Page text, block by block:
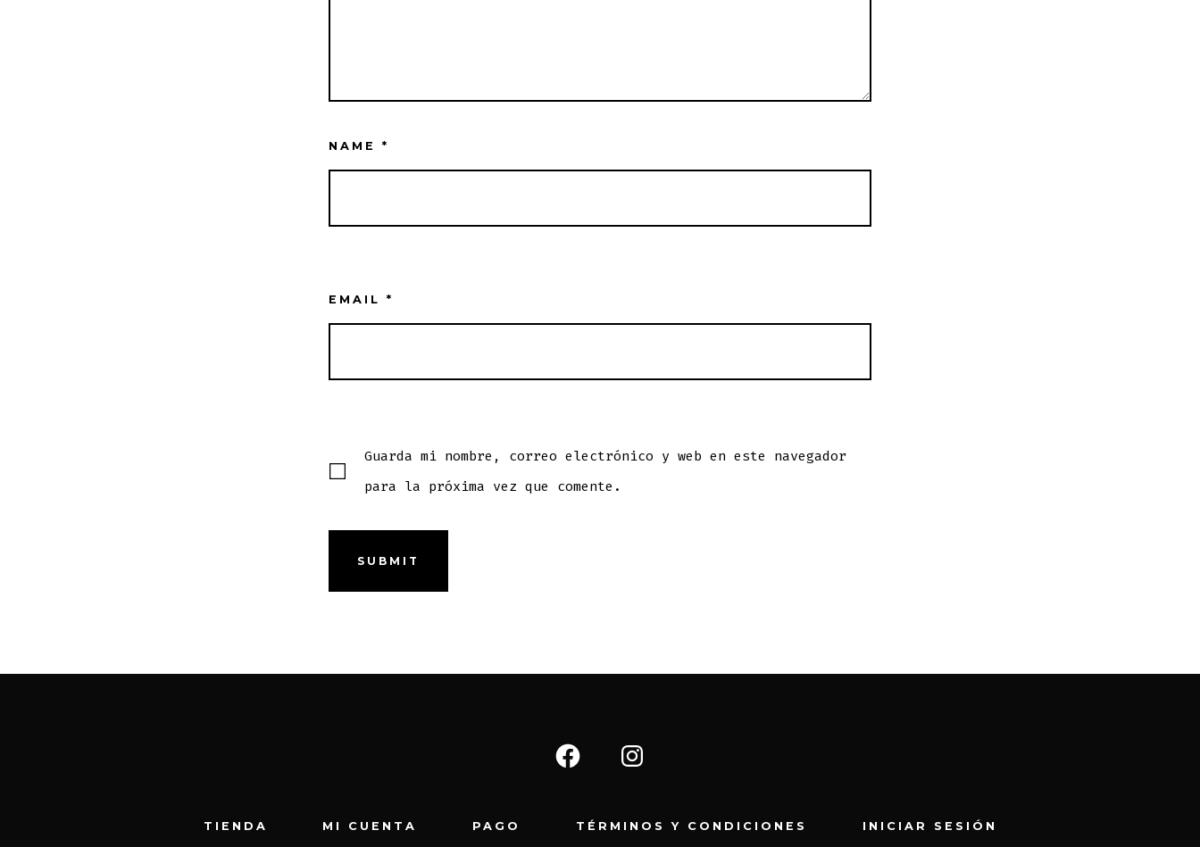
NAME *
EMAIL *
Guarda mi nombre, correo electrónico y web en este navegador
para la próxima vez que comente.
Abrir
en
Abrir
en
TIENDA MI CUENTA PAGO TÉRMINOS Y CONDICIONES INICIAR SESIÓN